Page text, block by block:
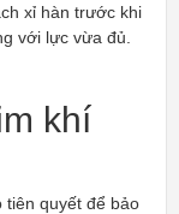
xỉ hàn trước khi
với lực vừa đủ.
khí
tiên quyết để bảo